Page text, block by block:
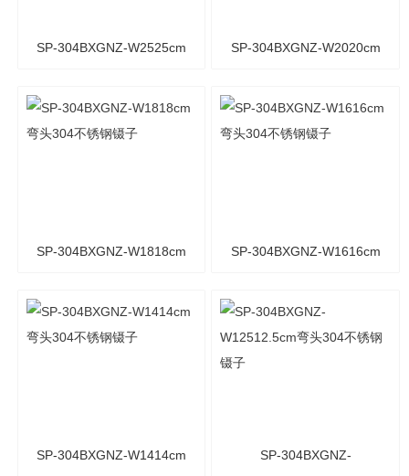
SP-304BXGNZ-W2525cm SP-304BXGNZ-W2020cm
SP-304BXGNZ-W1818cm SP-304BXGNZ-W1616cm
SP-304BXGNZ-W1414cm SP-304BXGNZ-